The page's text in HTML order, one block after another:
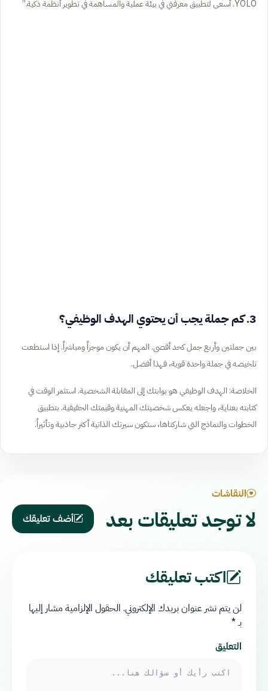
YOLO. أسعى لتطبيق معرفتي في بيئة عملية والمساهمة في تطوير أنظمة ذكية.”
3. كم جملة يجب أن يحتوي الهدف الوظيفي؟
بين جملتين وأربع جمل كحد أقصى. المهم أن يكون موجزاً ومباشراً. إذا استطعت
تلخيصه في جملة واحدة قوية، فهذا أفضل.
الخلاصة: الهدف الوظيفي هو بوابتك إلى المقابلة الشخصية. استثمر الوقت في
كتابته بعناية، واجعله يعكس شخصيتك المهنية وقيمتك الحقيقية. بتطبيق
الخطوات والنماذج التي شاركناها، ستكون سيرتك الذاتية أكثر جاذبية وتأثيراً.
النقاشات
لا توجد تعليقات بعد أضف تعليقك
اكتب تعليقك
لن يتم نشر عنوان بريدك الإلكتروني. الحقول الإلزامية مشار إليها
بـ*
التعليق